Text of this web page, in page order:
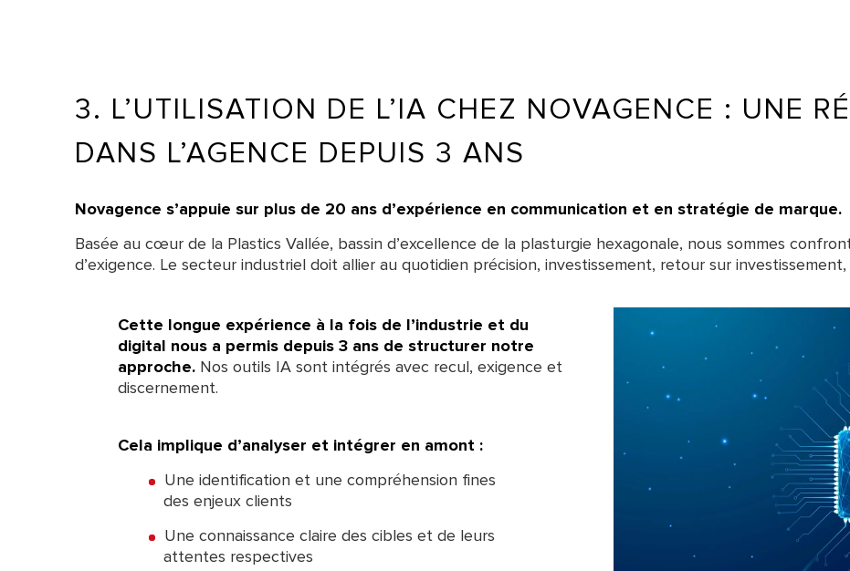
3. L’UTILISATION DE L’IA CHEZ NOVAGENCE : UNE
DANS L’AGENCE DEPUIS 3 ANS
Novagence s’appuie sur plus de 20 ans d’expérience en communication et en stratégie de marque.
Basée au cœur de la Plastics Vallée, bassin d’excellence de la plasturgie hexagonale, nous sommes
d’exigence. Le secteur industriel doit allier au quotidien précision, investissement, retour sur
Cette longue expérience à la fois de l’industrie et du
digital nous a permis depuis 3 ans de structurer notre
approche. Nos outils IA sont intégrés avec recul, exigence et
discernement.
Cela implique d’analyser et intégrer en amont :
Une identification et une compréhension fines
des enjeux clients
Une connaissance claire des cibles et de leurs
attentes respectives